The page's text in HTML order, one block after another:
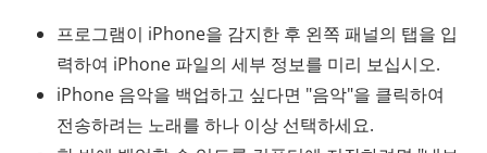
프로그램이 iPhone을 감지한 후 왼쪽 패널의 탭을 입
력하여 iPhone 파일의 세부 정보를 미리 보십시오.
iPhone 음악을 백업하고 싶다면 "음악"을 클릭하여
전송하려는 노래를 하나 이상 선택하세요.